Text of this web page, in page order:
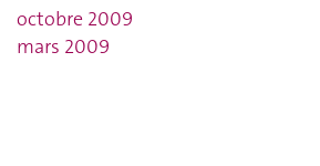
octobre 2009
mars 2009